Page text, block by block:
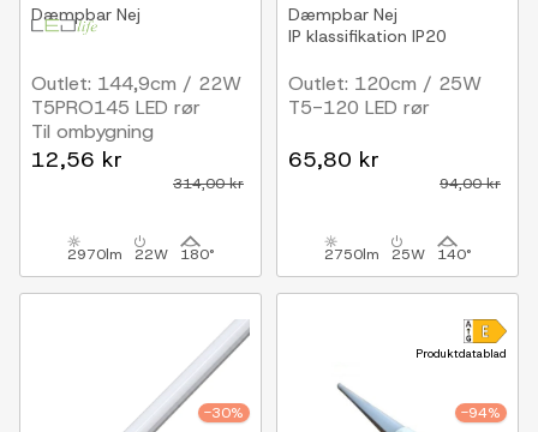
Dæmpbar Nej
Outlet: 144,9cm / 22W
T5PRO145 LED rør
Til ombygning
12,56 kr
314,00 kr
2970lm 22W 180°
Dæmpbar Nej
IP klassifikation IP20
Outlet: 120cm / 25W
T5-120 LED rør
65,80 kr
94,00 kr
2750lm 25W 140°
-30%
Produktdatablad
-94%